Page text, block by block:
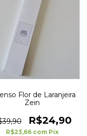
Flor de Laranjeira
Zein
R$24,90
R$23,66 com Pix